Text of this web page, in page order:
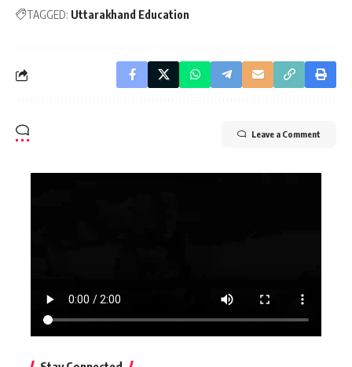
TAGGED: Uttarakhand Education
Leave a Comment